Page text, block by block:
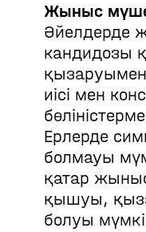
Жыныс
Әйелдерде
кандидозы
иісі мен
Ерлерде
болмауы
қатар
қышуы,
болуы